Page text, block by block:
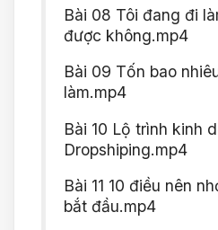
Bài 08 Tôi đang đi
được không.mp4
Bài 09 Tốn bao
làm.mp4
Bài 10 Lộ trình kinh
Dropshiping.mp4
Bài 11 10 điều nên
bắt đầu.mp4